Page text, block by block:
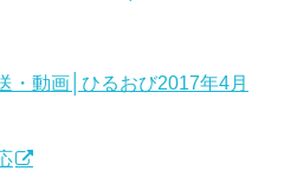
・動画│ひるおび2017年4月